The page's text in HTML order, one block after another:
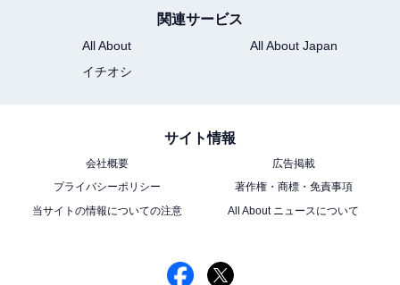
関連サービス
All About
All About Japan
イチオシ
サイト情報
会社概要
広告掲載
プライバシーポリシー
著作権・商標・免責事項
当サイトの情報についての注意
All About ニュースについて